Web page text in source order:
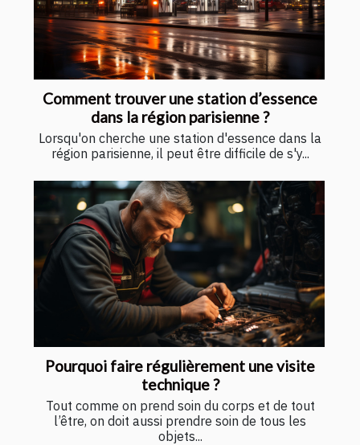
Comment trouver une station d’essence
dans la région parisienne ?
Lorsqu'on cherche une station d'essence dans la
région parisienne, il peut être difficile de s'y...
Pourquoi faire régulièrement une visite
technique ?
Tout comme on prend soin du corps et de tout
l’être, on doit aussi prendre soin de tous les
objets...